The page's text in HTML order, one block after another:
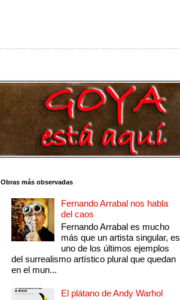
Obras más observadas
Fernando Arrabal nos habla
del caos
Fernando Arrabal es mucho
más que un artista singular, es
uno de los últimos ejemplos
del surrealismo artístico plural que quedan
en el mun...
El plátano de Andy Warhol